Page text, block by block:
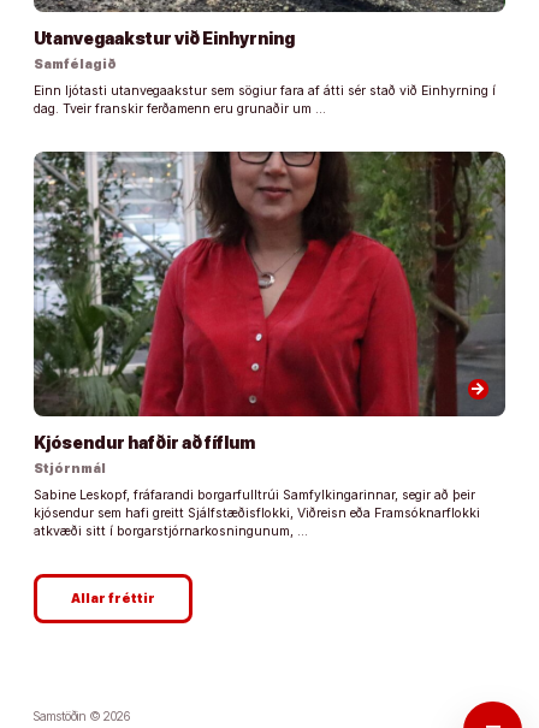
Utanvegaakstur við Einhyrning
Samfélagið
Einn ljótasti utanvegaakstur sem sögiur fara af átti sér stað við Einhyrning í
dag. Tveir franskir ferðamenn eru grunaðir um …
arrow_forward
Kjósendur hafðir að fíflum
Stjórnmál
Sabine Leskopf, fráfarandi borgarfulltrúi Samfylkingarinnar, segir að þeir
kjósendur sem hafi greitt Sjálfstæðisflokki, Viðreisn eða Framsóknarflokki
atkvæði sitt í borgarstjórnarkosningunum, …
Allar fréttir
Samstöðin © 2026